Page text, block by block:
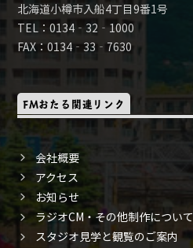
北海道小樽市入船4丁目9番1号
TEL：0134‐32‐1000
FAX：0134‐33‐7630
FMおたる関連リンク
会社概要
アクセス
お知らせ
ラジオCM・その他制作について
スタジオ見学と観覧のご案内